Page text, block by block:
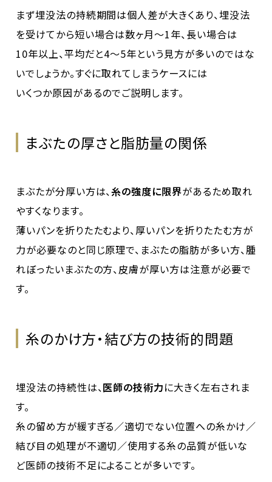
まず埋没法の持続期間は個人差が大きくあり、埋没法
を受けてから短い場合は数ヶ月〜1年、長い場合は
10年以上、平均だと4〜5年という見方が多いのではな
いでしょうか。すぐに取れてしまうケースには
いくつか原因があるのでご説明します。
まぶたの厚さと脂肪量の関係
まぶたが分厚い方は、糸の強度に限界があるため取れ
やすくなります。
薄いパンを折りたたむより、厚いパンを折りたたむ方が
力が必要なのと同じ原理で、まぶたの脂肪が多い方、腫
れぼったいまぶたの方、皮膚が厚い方は注意が必要で
す。
糸のかけ方・結び方の技術的問題
埋没法の持続性は、医師の技術力に大きく左右されま
す。
糸の留め方が緩すぎる／適切でない位置への糸かけ／
結び目の処理が不適切／使用する糸の品質が低いな
ど医師の技術不足によることが多いです。